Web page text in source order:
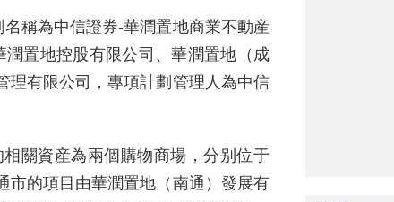
稱為中信證券-華潤置地商業不動産
置地控股有限公司、華潤置地（成
理有限公司，專項計劃管理人為中信
關資産為兩個購物商場，分别位于
市的項目由華潤置地（南通）發展有